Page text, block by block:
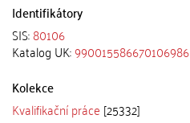
Identifikátory
SIS:80106
Katalog UK:990015586670106986
Kolekce
Kvalifikační práce [25332]